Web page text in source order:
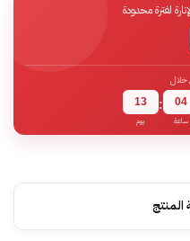
لفترة محدودة
خلال
13
يوم
: 04
ساعة
المنتج